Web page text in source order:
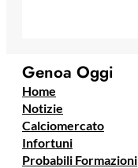
Genoa Oggi
Home
Notizie
Calciomercato
Infortuni
Probabili Formazioni